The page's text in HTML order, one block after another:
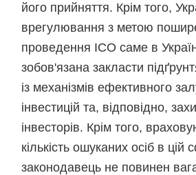
його прийняття. Крім того,
врегулювання з метою
проведення ІСО саме в
зобов'язана закласти
із механізмів ефективного
інвестицій та, відповідно,
інвесторів. Крім того,
кількість ошуканих осіб в цій
законодавець не повинен